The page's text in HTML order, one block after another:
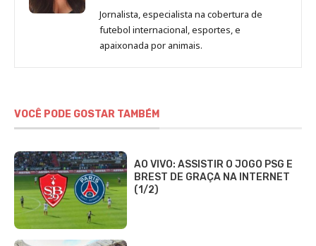
de
Beatriz
Fabbri
Jornalista, especialista na cobertura de
futebol internacional, esportes, e
apaixonada por animais.
VOCÊ PODE GOSTAR TAMBÉM
AO VIVO: ASSISTIR O JOGO PSG E
BREST DE GRAÇA NA INTERNET
(1/2)